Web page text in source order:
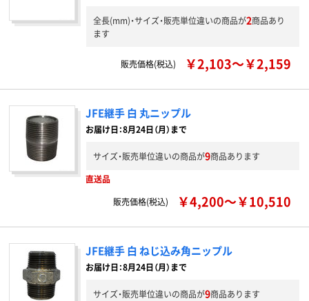
全長(mm)・サイズ・販売単位違いの商品が2商品あり
ます
販売価格(税込) ￥2,103～￥2,159
JFE継手 白 丸ニップル
お届け日：8月24日（月）まで
サイズ・販売単位違いの商品が9商品あります
直送品
販売価格(税込)
￥4,200～￥10,510
JFE継手 白 ねじ込み角ニップル
お届け日：8月24日（月）まで
サイズ・販売単位違いの商品が9商品あります